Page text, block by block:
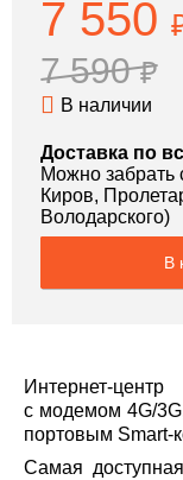
7 550
7 590₽
В наличии
Доставка по
Можно забрать
Киров,
Володарского)
В
Интернет-центр
с модемом 4G/
портовым Smart-
Самая